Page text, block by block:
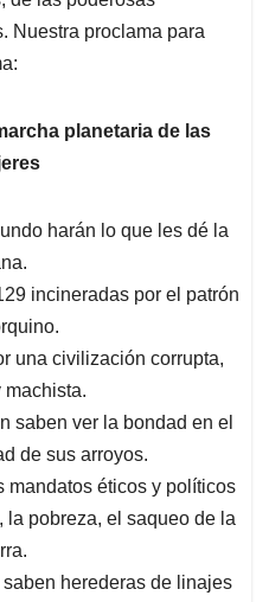
Nuestra proclama para
planetaria de las
harán lo que les dé la
incineradas por el patrón
una civilización corrupta,
machista.
saben ver la bondad en el
de sus arroyos.
mandatos éticos y políticos
la pobreza, el saqueo de la
herederas de linajes